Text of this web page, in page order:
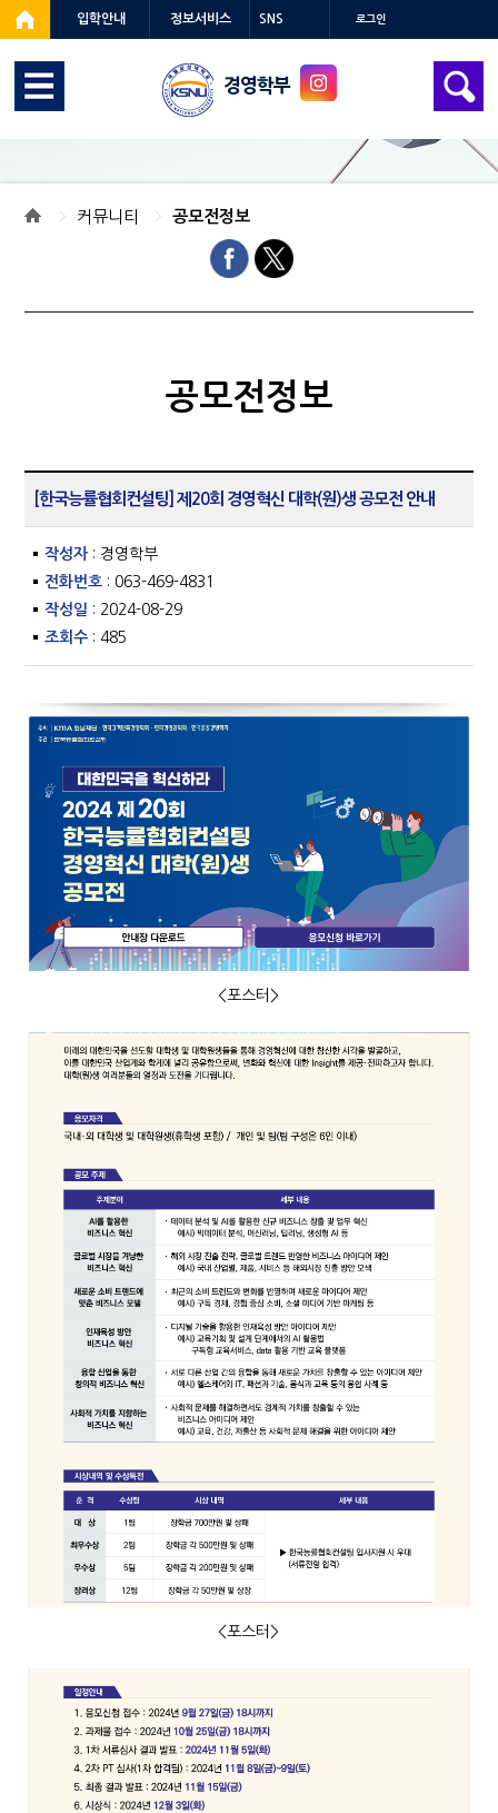
입학안내 정보서비스 SNS 로그인
경영학부
커뮤니티 공모전정보
공모전정보
[한국능률협회컨설팅] 제20회 경영혁신 대학(원)생 공모전 안내
작성자 : 경영학부
전화번호 : 063-469-4831
작성일 : 2024-08-29
조회수 : 485
<포스터>
<포스터>